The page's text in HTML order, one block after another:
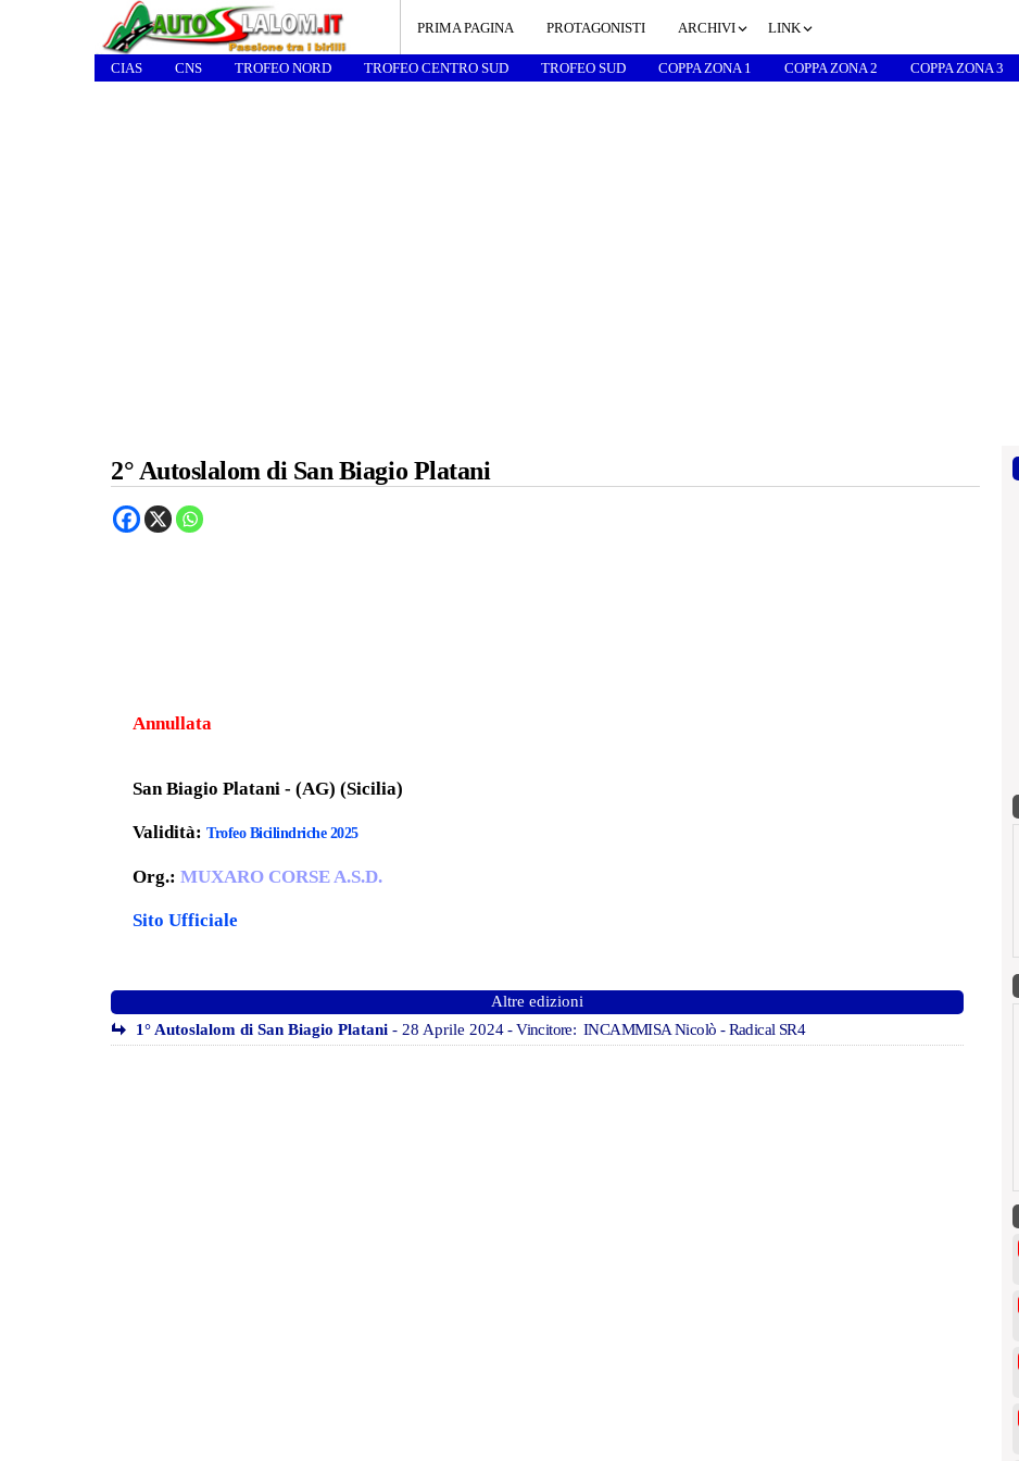
PRIMA PAGINA PROTAGONISTI ARCHIVI LINK
CIAS CNS TROFEO NORD TROFEO CENTRO SUD TROFEO SUD COPPA ZONA 1 COPPA ZONA 2 COPPA ZONA 3
2° Autoslalom di San Biagio Platani
Annullata
San Biagio Platani - (AG) (Sicilia)
Validità: Trofeo Bicilindriche 2025
Org.: MUXARO CORSE A.S.D.
Sito Ufficiale
Altre edizioni
1° Autoslalom di San Biagio Platani - 28 Aprile 2024- Vincitore: INCAMMISA Nicolò - Radical SR4